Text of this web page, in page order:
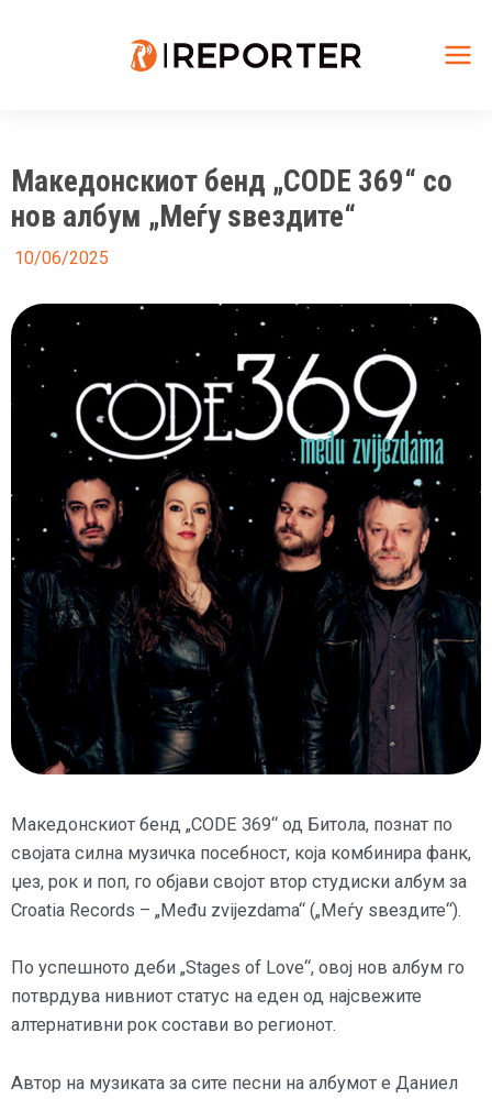
Македонскиот бенд „CODE 369“ со
нов албум „Меѓу ѕвездите“
10/06/2025
Македонскиот бенд „CODE 369“ од Битола, познат по
својата силна музичка посебност, која комбинира фанк,
џез, рок и поп, го објави својот втор студиски албум за
Croatia Records – „Među zvijezdama“ („Меѓу ѕвездите“).
По успешното деби „Stages of Love“, овој нов албум го
потврдува нивниот статус на еден од најсвежите
алтернативни рок состави во регионот.
Автор на музиката за сите песни на албумот е Даниел